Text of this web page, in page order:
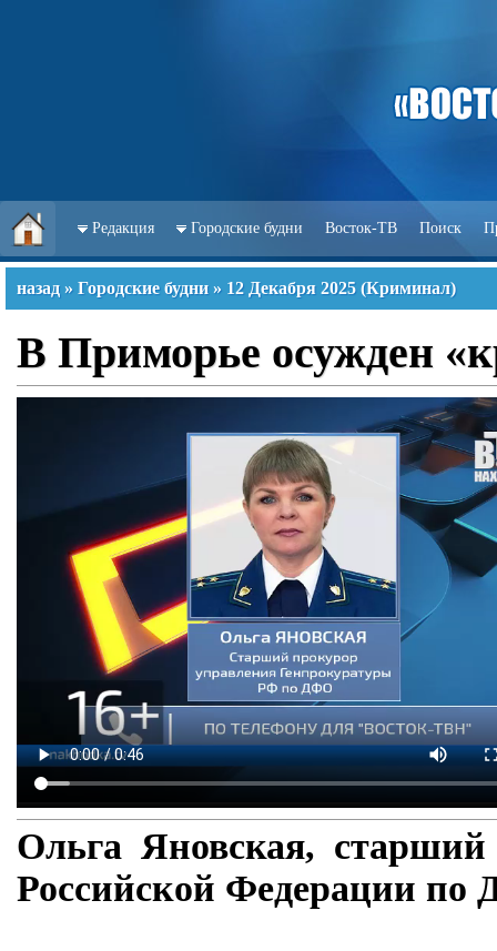
Редакция Городские будни Восток-ТВ Поиск
назад » Городские будни » 12 Декабря 2025 (Криминал)
В Приморье осужден
Ольга Яновская, cтарший
Российской Федерации по